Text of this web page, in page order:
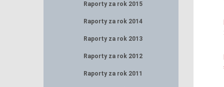
Raporty za rok 2015
Raporty za rok 2014
Raporty za rok 2013
Raporty za rok 2012
Raporty za rok 2011